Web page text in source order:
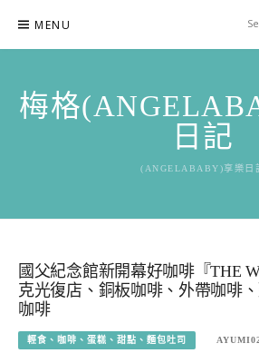
content
MENU
梅格
日記
(ANGELABABY)享樂日
國父紀念館新開幕好咖啡『THE
克光復店、銅板咖啡、外帶咖啡
咖啡
輕食、咖啡、蛋糕、甜點、麵包吐司